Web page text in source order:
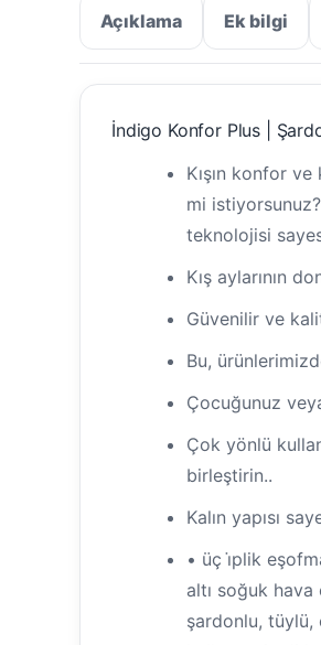
Açıklama Ek bilgi
İndigo Konfor Plus |
Kışın konfor
mi
teknolojisi
Kış aylarının
Güvenilir ve
Bu,
Çocuğunuz
Çok yönlü
birleştirin..
Kalın yapısı
• üç i̇plik
altı soğuk
şardonlu, tüylü,